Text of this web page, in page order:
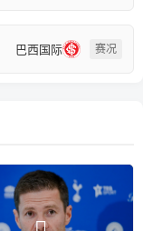
巴西国际 赛况